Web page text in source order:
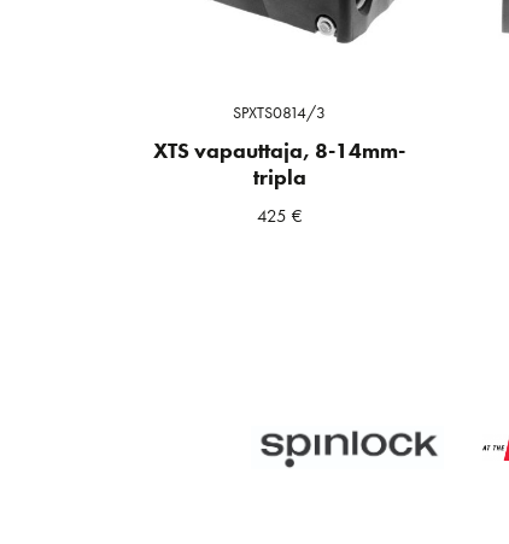
SPXTS0814/3
XTS vapauttaja, 8-14mm-
tripla
425 €